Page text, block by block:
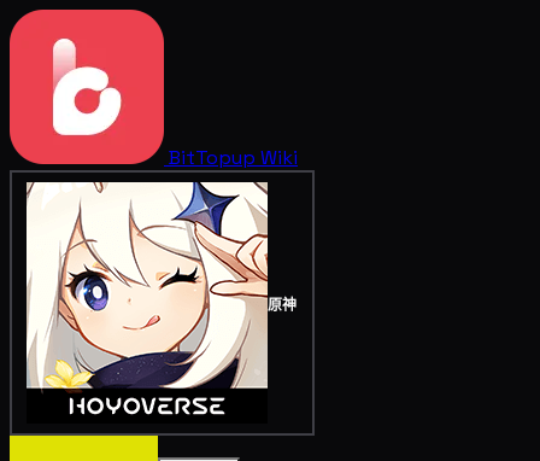
BitTopup Wiki
原神